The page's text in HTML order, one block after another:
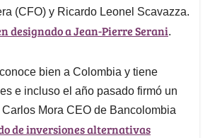
(CFO) y Ricardo Leonel Scavazza.
designado a Jean-Pierre Serani.
bien a Colombia y tiene
e incluso el año pasado firmó un
Mora CEO de Bancolombia
de inversiones alternativas